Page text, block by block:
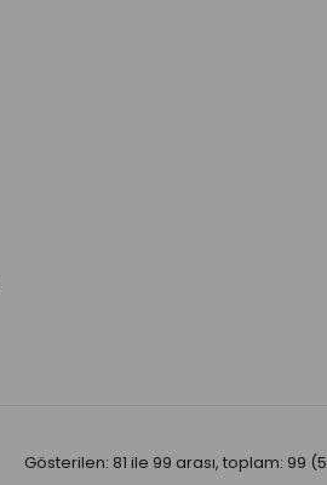
Gösterilen: 81 ile 99 arası, toplam: 99